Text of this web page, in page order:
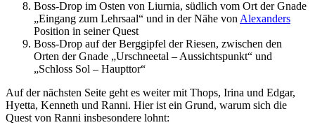
Boss-Drop im Osten von Liurnia, südlich vom Ort der Gnade
„Eingang zum Lehrsaal“ und in der Nähe von Alexanders
Position in seiner Quest
Boss-Drop auf der Berggipfel der Riesen, zwischen den
Orten der Gnade „Urschneetal – Aussichtspunkt“ und
„Schloss Sol – Haupttor“
Auf der nächsten Seite geht es weiter mit Thops, Irina und Edgar,
Hyetta, Kenneth und Ranni. Hier ist ein Grund, warum sich die
Quest von Ranni insbesondere lohnt: